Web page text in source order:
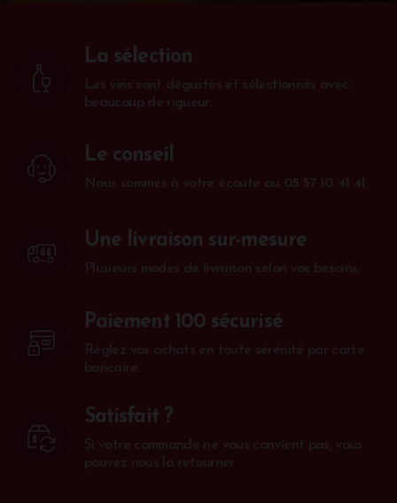
La sélection
Le conseil
Une livraison sur-mesure
Paiement 100 sécurisé
Satisfait ?